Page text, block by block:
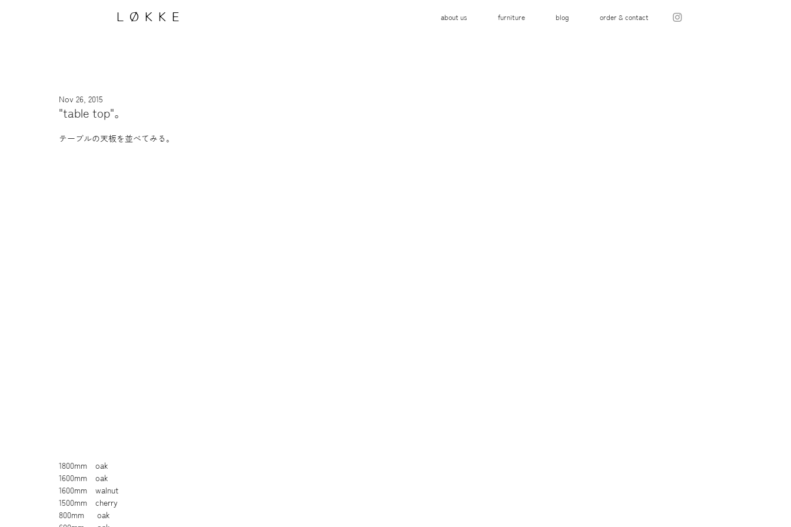
LØKKE about us furniture blog order & contact
"table top"。
Nov 26, 2015
テーブルの天板を並べてみる。
1800mm　oak
1600mm　oak
1600mm　walnut
1500mm　cherry
800mm　  oak